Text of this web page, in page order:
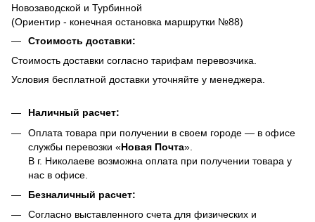
Новозаводской и Турбинной
(Ориентир - конечная остановка маршрутки №88)
Стоимость доставки:
Стоимость доставки согласно тарифам перевозчика.
Условия бесплатной доставки уточняйте у менеджера.
Наличный расчет:
Оплата товара при получении в своем городе — в офисе
службы перевозки «Новая Почта».
В г. Николаеве возможна оплата при получении товара у
нас в офисе.
Безналичный расчет:
Согласно выставленного счета для физических и